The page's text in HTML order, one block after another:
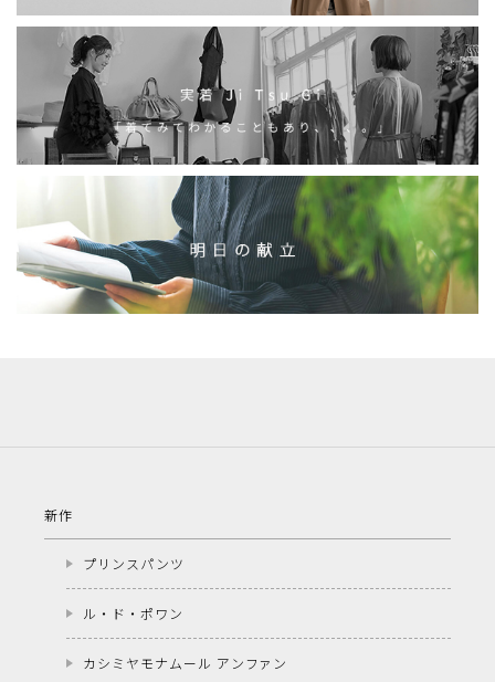
新作
プリンスパンツ
ル・ド・ポワン
カシミヤモナムール アンファン